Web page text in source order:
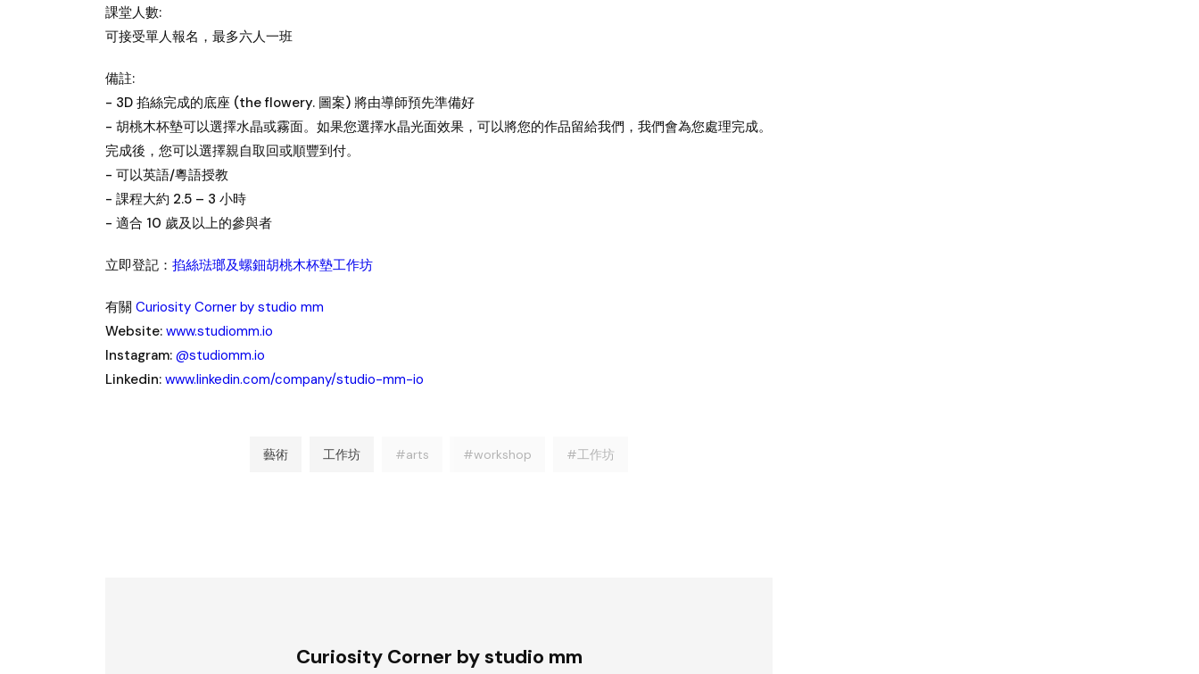
課堂人數:
可接受單人報名，最多六人一班
備註:
- 3D 掐絲完成的底座 (the flowery. 圖案) 將由導師預先準備好
- 胡桃木杯墊可以選擇水晶或霧面。如果您選擇水晶光面效果，可以將您的作品留給我們，我們會為您處理完成。
完成後，您可以選擇親自取回或順豐到付。
- 可以英語/粵語授教
- 課程大約 2.5 – 3 小時
- 適合 10 歲及以上的參與者
立即登記： 掐絲琺瑯及螺鈿胡桃木杯墊工作坊
有關 Curiosity Corner by studio mm
Website: www.studiomm.io
Instagram: @studiomm.io
Linkedin: www.linkedin.com/company/studio-mm-io
藝術 工作坊 #arts #workshop #工作坊
Curiosity Corner by studio mm